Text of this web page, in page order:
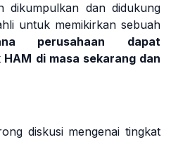
dikumpulkan dan didukung
untuk memikirkan sebuah
perusahaan dapat
di masa sekarang dan
diskusi mengenai tingkat